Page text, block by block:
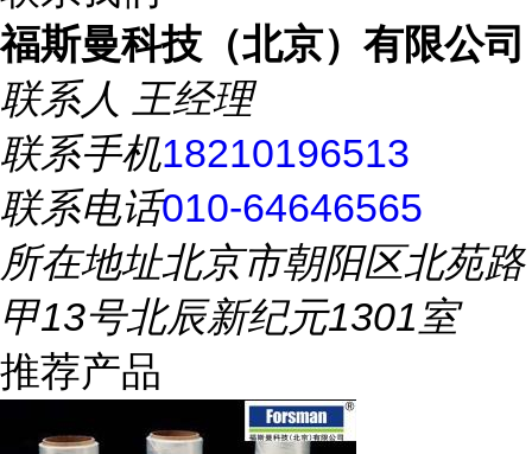
福斯曼科技（北京）有限公司
联系人 王经理
联系手机18210196513
联系电话010-64646565
所在地址北京市朝阳区北苑路
甲13号北辰新纪元1301室
推荐产品